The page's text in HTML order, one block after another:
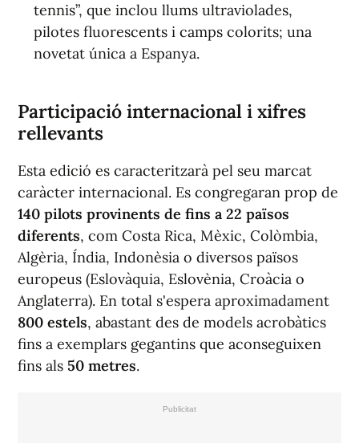
tennis”, que inclou llums ultraviolades,
pilotes fluorescents i camps colorits; una
novetat única a Espanya.
Participació internacional i xifres
rellevants
Esta edició es caracteritzarà pel seu marcat
caràcter internacional. Es congregaran prop de
140 pilots provinents de fins a 22 països
diferents, com Costa Rica, Mèxic, Colòmbia,
Algèria, Índia, Indonèsia o diversos països
europeus (Eslovàquia, Eslovènia, Croàcia o
Anglaterra). En total s'espera aproximadament
800 estels, abastant des de models acrobàtics
fins a exemplars gegantins que aconseguixen
fins als 50 metres.